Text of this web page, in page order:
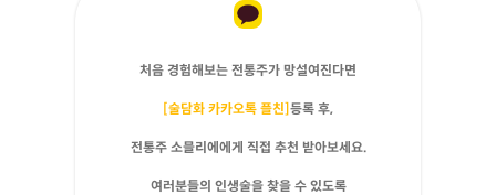
처음 경험해보는 전통주가 망설여진다면
[술담화 카카오톡 플친] 등록 후,
전통주 소믈리에에게 직접 추천 받아보세요.
여러분들의 인생술을 찾을 수 있도록